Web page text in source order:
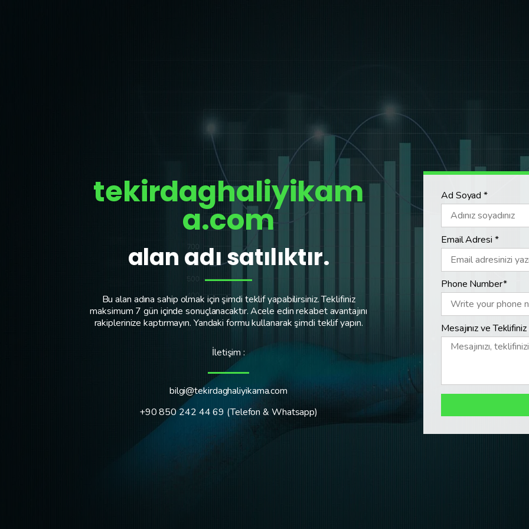
tekirdaghaliyikam
a.com
alan adı satılıktır.
Bu alan adına sahip olmak için şimdi teklif yapabilirsiniz. Teklifiniz
maksimum 7 gün içinde sonuçlanacaktır. Acele edin rekabet avantajını
rakiplerinize kaptırmayın. Yandaki formu kullanarak şimdi teklif yapın.
İletişim :
bilgi@tekirdaghaliyikama.com
+90 850 242 44 69 (Telefon & Whatsapp)
Ad Soyad *
Email Adresi *
Phone Number*
Mesajınız ve